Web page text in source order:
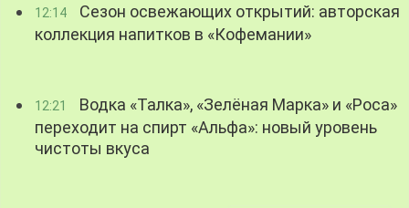
12:14
Сезон освежающих открытий: авторская
коллекция напитков в «Кофемании»
12:21
Водка «Талка», «Зелёная Марка» и «Роса»
переходит на спирт «Альфа»: новый уровень
чистоты вкуса